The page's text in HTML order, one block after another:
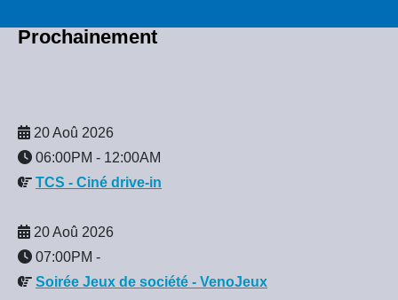
Prochainement
20 Aoû 2026
06:00PM - 12:00AM
TCS - Ciné drive-in
20 Aoû 2026
07:00PM -
Soirée Jeux de société - VenoJeux